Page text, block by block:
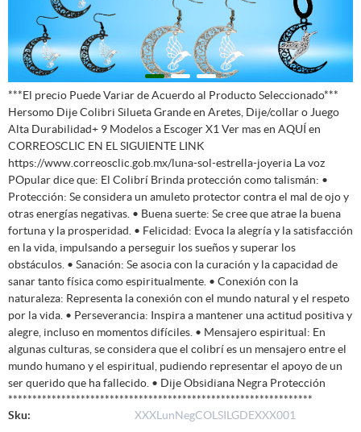
***El precio Puede Variar de Acuerdo al Producto Seleccionado***
Hersomo Dije Colibri Silueta Grande en Aretes, Dije/collar o Juego
Alta Durabilidad+ 9 Modelos a Escoger X1 Ver mas en AQUÍ en
CORREOSCLIC EN EL SIGUIENTE LINK
https://www.correosclic.gob.mx/luna-sol-estrella-joyeria La voz
POpular dice que: El Colibrí Brinda protección como talismán: •
Protección: Se considera un amuleto protector contra el mal de ojo y
otras energías negativas. • Buena suerte: Se cree que atrae la buena
fortuna y la prosperidad. • Felicidad: Evoca la alegría y la satisfacción
en la vida, impulsando a perseguir los sueños y superar los
obstáculos. • Sanación: Se asocia con la curación y la capacidad de
sanar tanto física como espiritualmente. • Conexión con la
naturaleza: Representa la conexión con el mundo natural y el respeto
por la vida. • Perseverancia: Inspira a mantener una actitud positiva y
alegre, incluso en momentos difíciles. • Mensajero espiritual: En
algunas culturas, se considera que el colibrí es un mensajero entre el
mundo humano y el espiritual, pudiendo representar el apoyo de un
ser querido que ha fallecido. • Dije Obsidiana Negra Protección
***************************************************************
Sku:
XXXLunNegCOLSILGDEXXX001